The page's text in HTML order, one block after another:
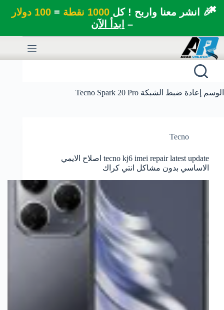
🎉 انشر معنا واربح ! كل1000 نقطة =100 دولار
– ابدأ الآن
✖
التجاوز
إلى
المحتوى
الوسم إعادة ضبط الشبكة Tecno Spark 20 Pro
Tecno
tecno kj6 imei repair latest update اصلاح الايمي
الاساسي بدون مشاكل انتي كراك